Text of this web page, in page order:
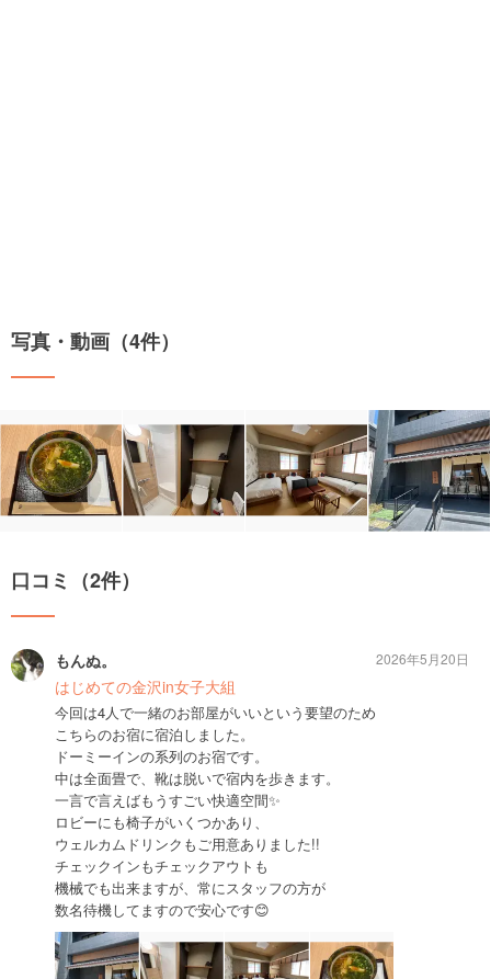
写真・動画（4件）
口コミ（2件）
もんぬ。
はじめての金沢in女子大組
今回は4人で一緒のお部屋がいいという要望のため
こちらのお宿に宿泊しました。
ドーミーインの系列のお宿です。
中は全面畳で、靴は脱いで宿内を歩きます。
一言で言えばもうすごい快適空間✨️
ロビーにも椅子がいくつかあり、
ウェルカムドリンクもご用意ありました!!
チェックインもチェックアウトも
機械でも出来ますが、常にスタッフの方が
数名待機してますので安心です😊
2026年5月20日